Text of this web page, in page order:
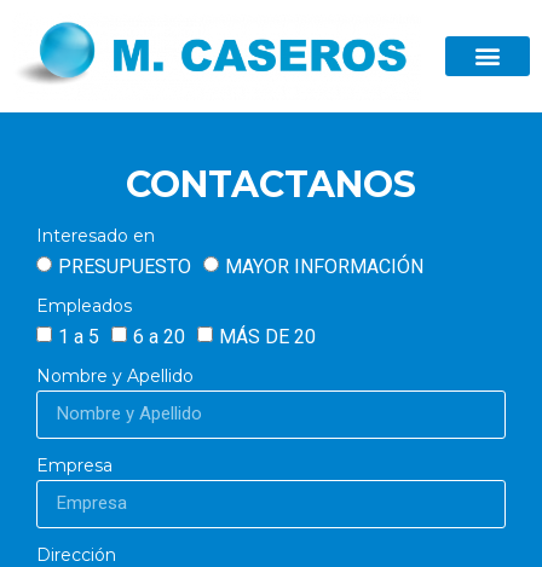
CONTACTANOS
Interesado en
PRESUPUESTO MAYOR INFORMACIÓN
Empleados
1 a 5 6 a 20 MÁS DE 20
Nombre y Apellido
Empresa
Dirección